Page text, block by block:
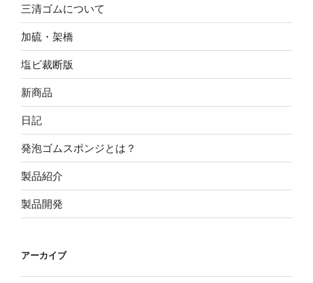
三清ゴムについて
加硫・架橋
塩ビ裁断版
新商品
日記
発泡ゴムスポンジとは？
製品紹介
製品開発
アーカイブ